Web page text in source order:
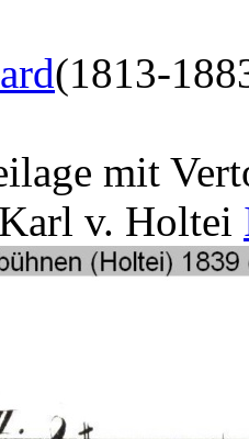
(1813-
mit
v. Holtei